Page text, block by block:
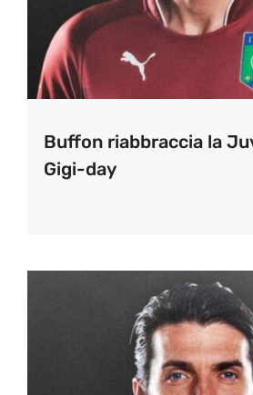
Buffon riabbraccia la
Gigi-day